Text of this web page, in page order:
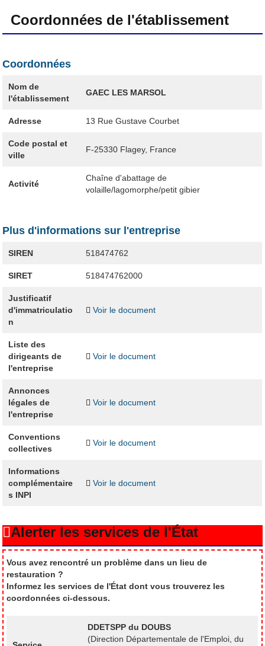
Coordonnées de l'établissement
Coordonnées
Nom de
l'établissement
GAEC LES MARSOL
Adresse 13 Rue Gustave Courbet
Code postal et
ville
F-25330 Flagey, France
Activité
Chaîne d'abattage de
volaille/lagomorphe/petit gibier
Plus d'informations sur l'entreprise
SIREN 518474762
SIRET 518474762000
Justificatif
d'immatriculatio
n
Voir le document
Liste des
dirigeants de
l'entreprise
Voir le document
Annonces
légales de
l'entreprise
Voir le document
Conventions
collectives
Voir le document
Informations
complémentaire
s INPI
Voir le document
Alerter les services de l'État
Vous avez rencontré un problème dans un lieu de
restauration ?
Informez les services de l'État dont vous trouverez les
coordonnées ci-dessous.
DDETSPP du DOUBS
(Direction Départementale de l'Emploi, du